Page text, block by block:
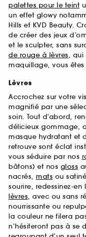
palettes pour le teint
un effet glowy
Hills et KVD Beauty.
de créer des jeux
et le sculpter, sans
de rouge à lèvres, qui
maquillage, vous
Lèvres
Accrochez sur votre
magnifié par une
soin. Tout d’abord,
délicieux gommage,
masque hydratant et
retrouve sont éclat
vous séduire par nos
bâtons) et nos gloss
nacrés, mats ou
sourire, redessinez-en
lèvres, avec ou sans
nourrissante ou
la couleur ne filera
n’hésiteront pas à se